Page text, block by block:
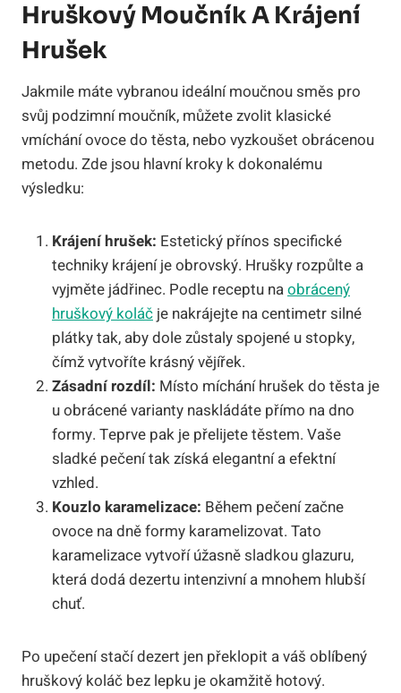
Hruškový Moučník A Krájení
Hrušek
Jakmile máte vybranou ideální moučnou směs pro
svůj podzimní moučník, můžete zvolit klasické
vmíchání ovoce do těsta, nebo vyzkoušet obrácenou
metodu. Zde jsou hlavní kroky k dokonalému
výsledku:
Krájení hrušek: Estetický přínos specifické
techniky krájení je obrovský. Hrušky rozpůlte a
vyjměte jádřinec. Podle receptu naobrácený
hruškový koláč je nakrájejte na centimetr silné
plátky tak, aby dole zůstaly spojené u stopky,
čímž vytvoříte krásný vějířek.
Zásadní rozdíl: Místo míchání hrušek do těsta je
u obrácené varianty naskládáte přímo na dno
formy. Teprve pak je přelijete těstem. Vaše
sladké pečení tak získá elegantní a efektní
vzhled.
Kouzlo karamelizace: Během pečení začne
ovoce na dně formy karamelizovat. Tato
karamelizace vytvoří úžasně sladkou glazuru,
která dodá dezertu intenzivní a mnohem hlubší
chuť.
Po upečení stačí dezert jen překlopit a váš oblíbený
hruškový koláč bez lepku je okamžitě hotový.